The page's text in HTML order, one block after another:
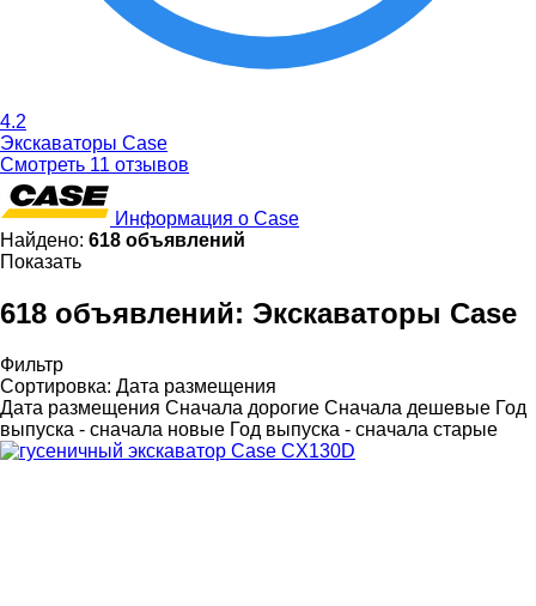
4.2
Экскаваторы Case
Смотреть 11 отзывов
Информация о Case
Найдено: 618 объявлений
Показать
618 объявлений: Экскаваторы Case
Фильтр
Сортировка: Дата размещения
Дата размещения Сначала дорогие Сначала дешевые Год
выпуска - сначала новые Год выпуска - сначала старые